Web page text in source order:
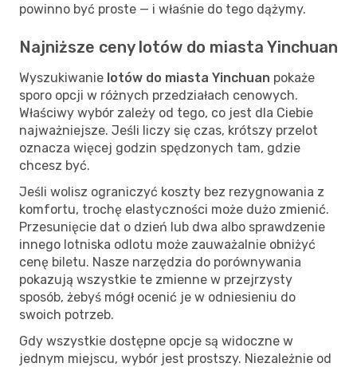
powinno być proste — i właśnie do tego dążymy.
Najniższe ceny lotów do miasta Yinchuan
Wyszukiwanie lotów do miasta Yinchuan pokaże
sporo opcji w różnych przedziałach cenowych.
Właściwy wybór zależy od tego, co jest dla Ciebie
najważniejsze. Jeśli liczy się czas, krótszy przelot
oznacza więcej godzin spędzonych tam, gdzie
chcesz być.
Jeśli wolisz ograniczyć koszty bez rezygnowania z
komfortu, trochę elastyczności może dużo zmienić.
Przesunięcie dat o dzień lub dwa albo sprawdzenie
innego lotniska odlotu może zauważalnie obniżyć
cenę biletu. Nasze narzędzia do porównywania
pokazują wszystkie te zmienne w przejrzysty
sposób, żebyś mógł ocenić je w odniesieniu do
swoich potrzeb.
Gdy wszystkie dostępne opcje są widoczne w
jednym miejscu, wybór jest prostszy. Niezależnie od